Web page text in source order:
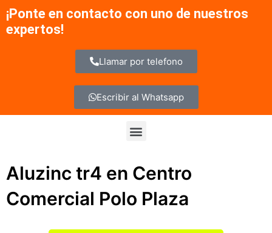
contenido
¡Ponte en contacto con uno de nuestros
expertos!
Llamar por telefono
Escribir al Whatsapp
Menu
Aluzinc tr4 en Centro
Comercial Polo Plaza